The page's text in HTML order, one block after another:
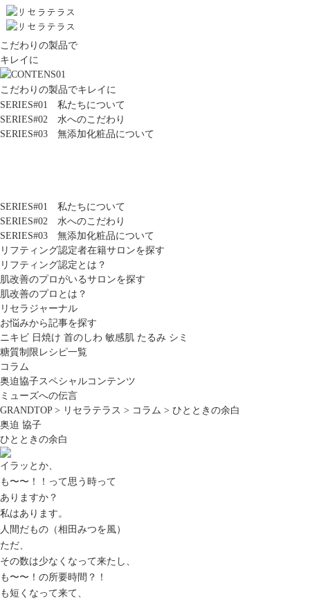
こだわりの製品で
キレイに
こだわりの製品でキレイに
SERIES#01 私たちについて
SERIES#02 水へのこだわり
SERIES#03 無添加化粧品について
SERIES#01 私たちについて
SERIES#02 水へのこだわり
SERIES#03 無添加化粧品について
リフティング認定者在籍サロンを探す
リフティング認定とは？
肌改善のプロがいるサロンを探す
肌改善のプロとは？
リセラジャーナル
お悩みから記事を探す
ニキビ 日焼け 首のしわ 敏感肌 たるみ シミ
糖質制限レシピ一覧
コラム
奥迫協子スペシャルコンテンツ
ミューズへの伝言
GRANDTOP> リセラテラス > コラム > ひとときの余白
奥迫 協子
ひとときの余白
イラッとか、
も〜〜！！って思う時って
ありますか？
私はあります。
人間だもの（相田みつを風）
ただ、
その数は少なくなって来たし、
も〜〜！の所要時間？！
も短くなって来て、